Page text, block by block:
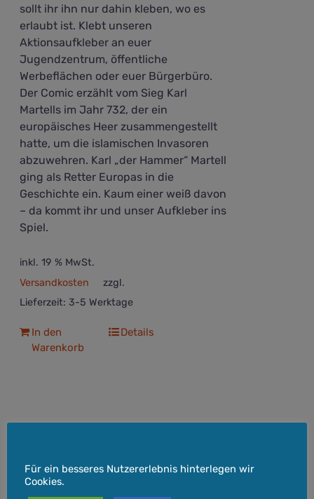
sollt ihr ihn nur dahin kleben, wo es
erlaubt ist. Klebt unseren
Aktionsaufkleber an euer
Jugendzentrum, öffentliche
Werbeflächen oder euer Bürgerbüro.
Der Comic erzählt vom Sieg Karl
Martells im Jahr 732, der ein
europäisches Heer zusammengestellt
hatte, um die islamischen Invasoren
abzuwehren. Karl „der Hammer“ Martell
ging als Retter Europas in die
Geschichte ein. Kaum einer weiß davon
– da kommt ihr und unser Aufkleber ins
Spiel.
inkl. 19 % MwSt.
zzgl.
Versandkosten
Lieferzeit: 3-5 Werktage
In den
Warenkorb
Details
Aufkleber
Für ein besseres Nutzererlebnis hinterlegen wir
Cookies.